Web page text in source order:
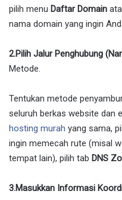
pilih menu Daftar Domain
nama domain yang ingin
2.Pilih Jalur Penghubung
Metode.
Tentukan metode
seluruh berkas website dan
hosting murah yang sama,
ingin memecah rute (misal
tempat lain), pilih tab DNS
3.Masukkan Informasi